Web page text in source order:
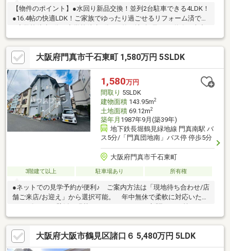
【物件のポイント】●水回り新品交換！並列2台駐車できる4LDK！
●16.4帖の快適LDK！ご家族でゆったり過ごせるリフォーム済です
し入れスムーズ！【交通】●大阪市長堀鶴見緑地線/門真南駅から
徒歩約25分♪●ＪＲ片町線/住道駅から徒歩約32分♪●大阪市長堀鶴
見緑地線/鶴見緑地駅から徒歩約49分♪■お問合せは■全国725店舗
展開中の「ハウスドゥ東大阪日下」まで！ご連絡お待ちしており
ます！ 【072-983-5716】
大阪府門真市千石東町 1,580万円 5SLDK
1,580万円
間取り 5SLDK
建物面積143.95m2
土地面積69.12m2
築年月 1987年9月(築39年)
地下鉄長堀鶴見緑地線 門真南駅 バ
ス5分/「門真団地南」バス停 停歩5分
大阪府門真市千石東町
3階建て以上 駐車場あり 所有権
●ネットでの見学予約が便利♪ ご案内方法は「現地待ち合わせ/店
舗ご来店/お迎え」から選択可能。 年中無休で柔軟に対応いたし
フォーム相談も承っております♪〇水桜学園(小中一貫校) 徒歩5
分〇コノミヤ門真千石東店 徒歩1分●駐車場完備でお車でのご来
店も安心●キッズスペース完備●Google口コミにて高評価を頂いて
おります♪●住宅ローンのご相談が増加傾向にあります。 不安や
大阪府大阪市鶴見区諸口６ 5,480万円 5LDK